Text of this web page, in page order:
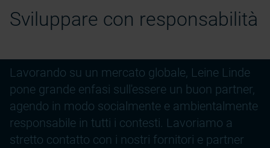
Sviluppare con responsabilità
Lavorando su un mercato globale, Leine Linde
pone grande enfasi sull'essere un buon partner,
agendo in modo socialmente e ambientalmente
responsabile in tutti i contesti. Lavoriamo a
stretto contatto con i nostri fornitori e partner